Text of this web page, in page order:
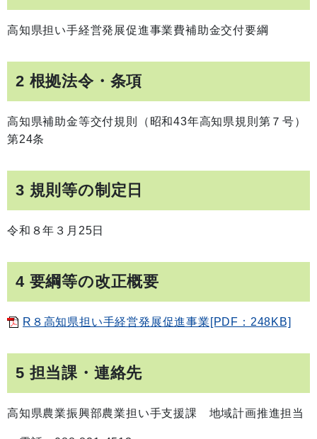
高知県担い手経営発展促進事業費補助金交付要綱
2 根拠法令・条項
高知県補助金等交付規則（昭和43年高知県規則第７号）
第24条
3 規則等の制定日
令和８年３月25日
4 要綱等の改正概要
R８高知県担い手経営発展促進事業[PDF：248KB]
5 担当課・連絡先
高知県農業振興部農業担い手支援課 地域計画推進担当